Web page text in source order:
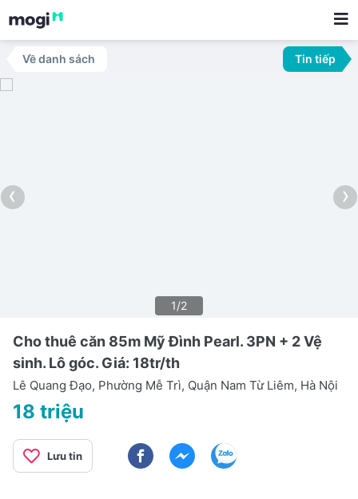
Về danh sách Tin tiếp
‹ ›
1/2
Cho thuê căn 85m Mỹ Đình Pearl. 3PN + 2 Vệ
sinh. Lô góc. Giá: 18tr/th
Lê Quang Đạo, Phường Mễ Trì, Quận Nam Từ Liêm, Hà Nội
18 triệu
Lưu tin